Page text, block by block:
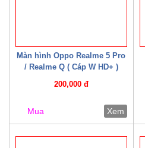
Màn hình Oppo Realme 5 Pro
/ Realme Q ( Cáp W HD+ )
200,000 đ
Mua Xem